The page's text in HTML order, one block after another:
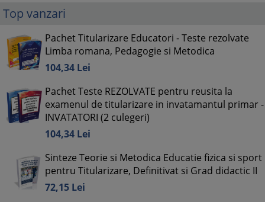
Top vanzari
Pachet Titularizare Educatori - Teste rezolvate
Limba romana, Pedagogie si Metodica
104,34 Lei
Pachet Teste REZOLVATE pentru reusita la
examenul de titularizare in invatamantul primar -
INVATATORI (2 culegeri)
104,34 Lei
Sinteze Teorie si Metodica Educatie fizica si sport
pentru Titularizare, Definitivat si Grad didactic II
72,15 Lei